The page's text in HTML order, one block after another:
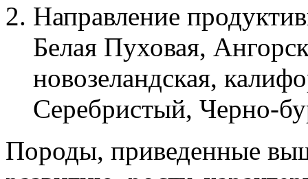
Направление
Белая Пуховая,
новозеландская,
Серебристый, Черно-
Породы, приведенные